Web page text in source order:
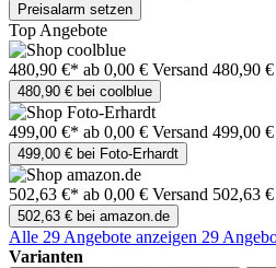
Preisalarm setzen
Top Angebote
480,90 €* ab 0,00 € Versand 480,90
480,90 € bei coolblue
499,00 €* ab 0,00 € Versand 499,00
499,00 € bei Foto-Erhardt
502,63 €* ab 0,00 € Versand 502,63
502,63 € bei amazon.de
Alle 29 Angebote anzeigen 29
Varianten